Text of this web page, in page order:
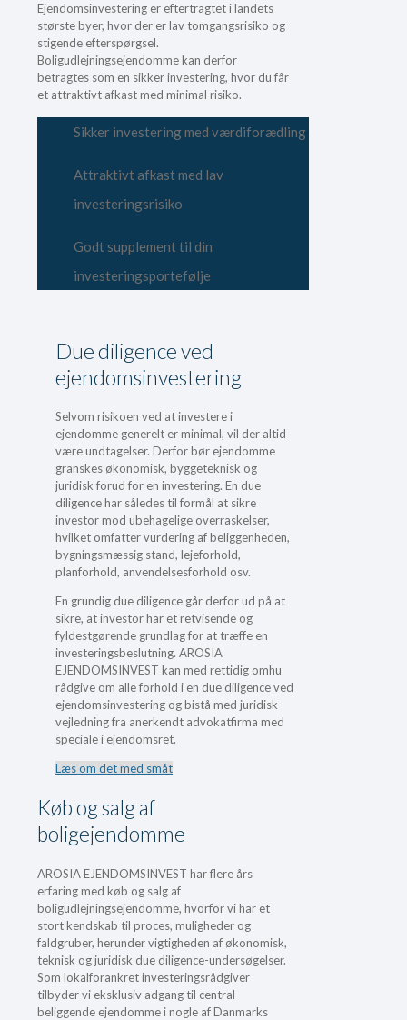
Ejendomsinvestering er eftertragtet i landets
største byer, hvor der er lav tomgangsrisiko og
stigende efterspørgsel.
Boligudlejningsejendomme kan derfor
betragtes som en sikker investering, hvor du får
et attraktivt afkast med minimal risiko.
Sikker investering med værdiforædling
Attraktivt afkast med lav
investeringsrisiko
Godt supplement til din
investeringsportefølje
Due diligence ved
ejendomsinvestering
Selvom risikoen ved at investere i
ejendomme generelt er minimal, vil der altid
være undtagelser. Derfor bør ejendomme
granskes økonomisk, byggeteknisk og
juridisk forud for en investering. En due
diligence har således til formål at sikre
investor mod ubehagelige overraskelser,
hvilket omfatter vurdering af beliggenheden,
bygningsmæssig stand, lejeforhold,
planforhold, anvendelsesforhold osv.
En grundig due diligence går derfor ud på at
sikre, at investor har et retvisende og
fyldestgørende grundlag for at træffe en
investeringsbeslutning. AROSIA
EJENDOMSINVEST kan med rettidig omhu
rådgive om alle forhold i en due diligence ved
ejendomsinvestering og bistå med juridisk
vejledning fra anerkendt advokatfirma med
speciale i ejendomsret.
Læs om det med småt
Køb og salg af
boligejendomme
AROSIA EJENDOMSINVEST har flere års
erfaring med køb og salg af
boligudlejningsejendomme, hvorfor vi har et
stort kendskab til proces, muligheder og
faldgruber, herunder vigtigheden af økonomisk,
teknisk og juridisk due diligence-undersøgelser.
Som lokalforankret investeringsrådgiver
tilbyder vi eksklusiv adgang til central
beliggende ejendomme i nogle af Danmarks